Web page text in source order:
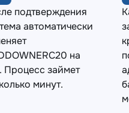
подтверждения
автоматически
на
Процесс займет
минут.